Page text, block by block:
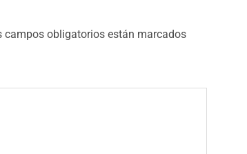
campos obligatorios están marcados